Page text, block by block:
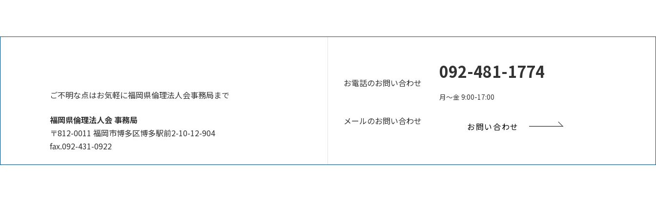
ご不明な点はお気軽に福岡県倫理法人会事務局まで
福岡県倫理法人会 事務局
〒812-0011 福岡市博多区博多駅前2-10-12-904
fax.092-431-0922
お電話のお問い合わせ
092-481-1774
月〜金 9:00-17:00
メールのお問い合わせ お問い合わせ